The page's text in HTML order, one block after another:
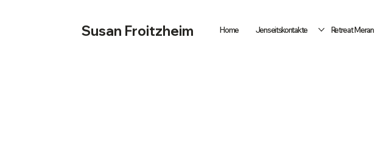
Susan Froitzheim Home Jenseitskontakte Retreat Meran